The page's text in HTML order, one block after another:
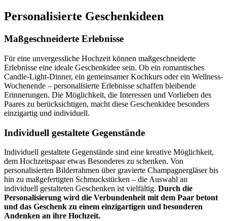
Personalisierte Geschenkideen
Maßgeschneiderte Erlebnisse
Für eine unvergessliche Hochzeit können maßgeschneiderte
Erlebnisse eine ideale Geschenkidee sein. Ob ein romantisches
Candle-Light-Dinner, ein gemeinsamer Kochkurs oder ein Wellness-
Wochenende – personalisierte Erlebnisse schaffen bleibende
Erinnerungen. Die Möglichkeit, die Interessen und Vorlieben des
Paares zu berücksichtigen, macht diese Geschenkidee besonders
einzigartig und individuell.
Individuell gestaltete Gegenstände
Individuell gestaltete Gegenstände sind eine kreative Möglichkeit,
dem Hochzeitspaar etwas Besonderes zu schenken. Von
personalisierten Bilderrahmen über gravierte Champagnergläser bis
hin zu maßgefertigten Schmuckstücken – die Auswahl an
individuell gestalteten Geschenken ist vielfältig. Durch die
Personalisierung wird die Verbundenheit mit dem Paar betont
und das Geschenk zu einem einzigartigen und besonderen
Andenken an ihre Hochzeit.